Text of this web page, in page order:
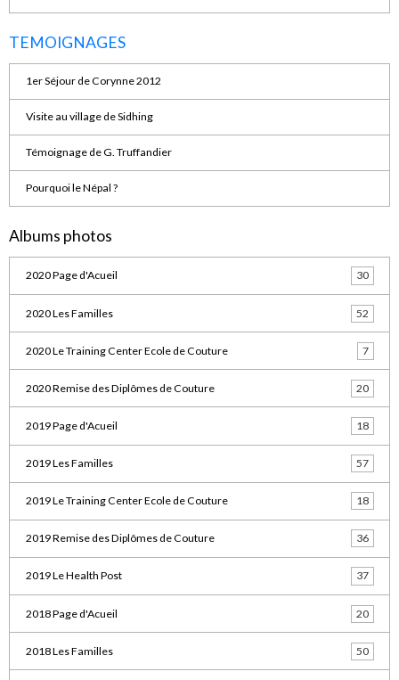
TEMOIGNAGES
1er Séjour de Corynne 2012
Visite au village de Sidhing
Témoignage de G. Truffandier
Pourquoi le Népal ?
Albums photos
2020 Page d'Acueil 30
2020 Les Familles 52
2020 Le Training Center Ecole de Couture 7
2020 Remise des Diplômes de Couture 20
2019 Page d'Acueil 18
2019 Les Familles 57
2019 Le Training Center Ecole de Couture 18
2019 Remise des Diplômes de Couture 36
2019 Le Health Post 37
2018 Page d'Acueil 20
2018 Les Familles 50